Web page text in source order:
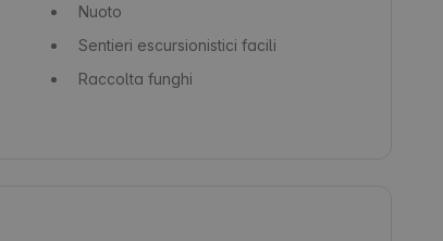
Nuoto
Sentieri escursionistici facili
Raccolta funghi